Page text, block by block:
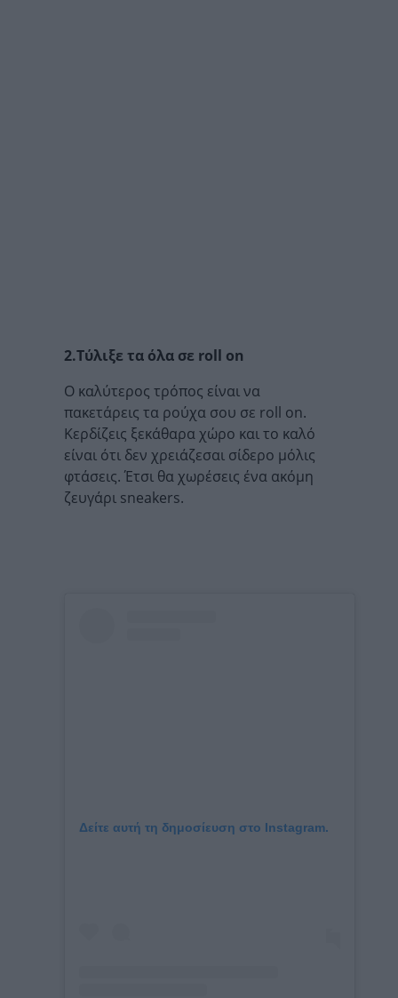
2.Τύλιξε τα όλα σε roll on
O καλύτερος τρόπος είναι να
πακετάρεις τα ρούχα σου σε roll on.
Κερδίζεις ξεκάθαρα χώρο και το καλό
είναι ότι δεν χρειάζεσαι σίδερο μόλις
φτάσεις. Έτσι θα χωρέσεις ένα ακόμη
ζευγάρι sneakers.
Δείτε αυτή τη δημοσίευση στο Instagram.